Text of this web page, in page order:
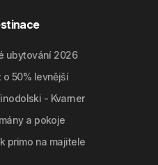
ubytování 2026
o 50% levnější
- Kvarner
a pokoje
primo na majitele